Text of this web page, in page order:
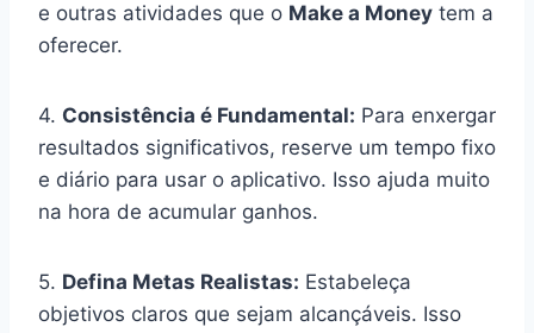
e outras atividades que o Make a Money tem a
oferecer.
4. Consistência é Fundamental: Para enxergar
resultados significativos, reserve um tempo fixo
e diário para usar o aplicativo. Isso ajuda muito
na hora de acumular ganhos.
5. Defina Metas Realistas: Estabeleça
objetivos claros que sejam alcançáveis. Isso